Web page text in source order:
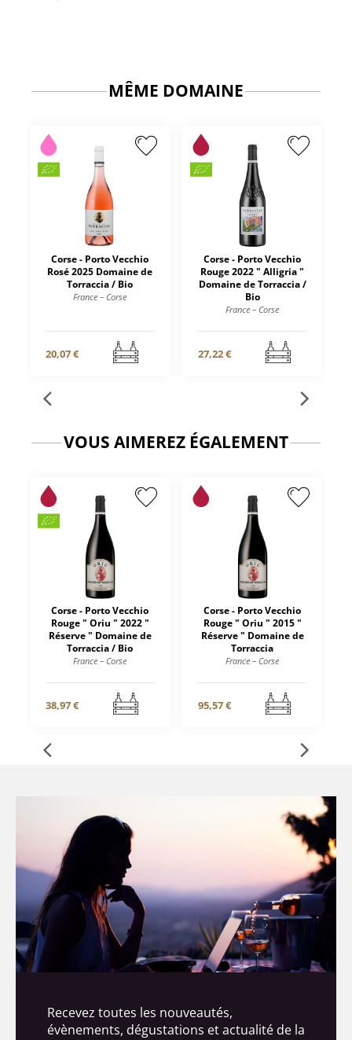
MÊME DOMAINE
Corse - Porto Vecchio
Rosé 2025 Domaine de
Torraccia / Bio
France – Corse
20,07 €
Corse - Porto Vecchio
Rouge 2022 " Alligria "
Domaine de Torraccia /
Bio
France – Corse
27,22 €
VOUS AIMEREZ ÉGALEMENT
Corse - Porto Vecchio
Rouge " Oriu " 2022 "
Réserve " Domaine de
Torraccia / Bio
France – Corse
38,97 €
Corse - Porto Vecchio
Rouge " Oriu " 2015 "
Réserve " Domaine de
Torraccia
France – Corse
95,57 €
Recevez toutes les nouveautés,
évènements, dégustations et actualité de la